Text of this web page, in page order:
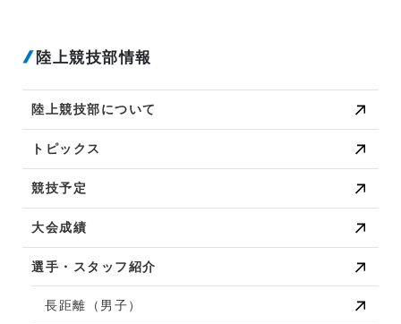
陸上競技部情報
陸上競技部について
トピックス
競技予定
大会成績
選手・スタッフ紹介
長距離（男子）